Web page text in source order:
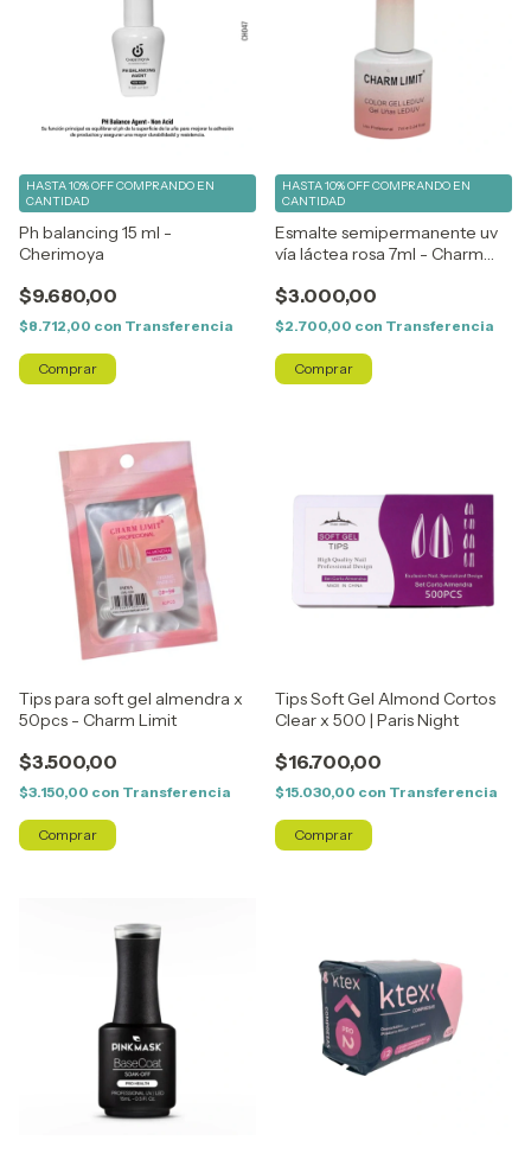
Ph balancing 15 ml -
Cherimoya
$9.680,00
HASTA 10% OFFCOMPRANDO EN
CANTIDAD
$8.712,00 con Transferencia
Esmalte semipermanente uv
vía láctea rosa 7ml - Charm
$3.000,00
HASTA 10% OFFCOMPRANDO EN
CANTIDAD
$2.700,00 con Transferencia
Tips para soft gel almendra x
50pcs - Charm Limit
$3.500,00
$3.150,00 con Transferencia
Tips Soft Gel Almond Cortos
Clear x 500 | Paris Night
$16.700,00
$15.030,00 con Transferencia